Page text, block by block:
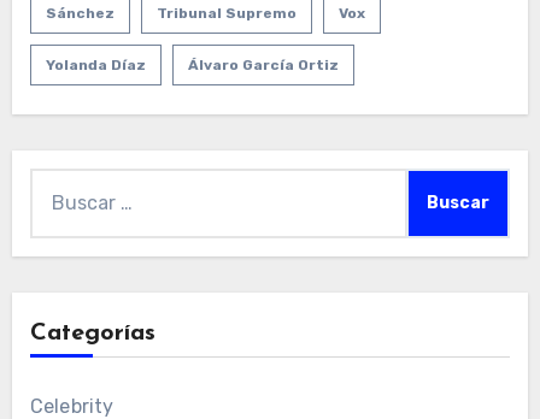
Sánchez Tribunal Supremo Vox
Yolanda Díaz Álvaro García Ortiz
Categorías
Celebrity